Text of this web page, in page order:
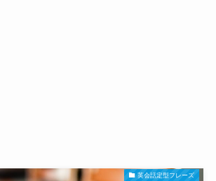
英会話定型フレーズ